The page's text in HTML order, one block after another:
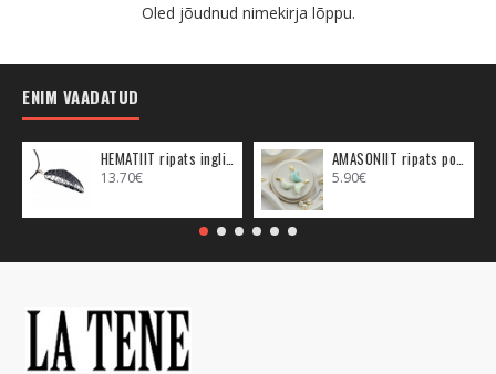
Oled jõudnud nimekirja lõppu.
ENIM VAADATUD
13.70€ 5.90€